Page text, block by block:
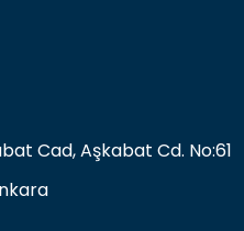
Cad, Aşkabat Cd. No:61